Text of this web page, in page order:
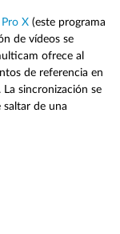
X (este programa
de vídeos se
ofrece al
de referencia en
sincronización se
saltar de una